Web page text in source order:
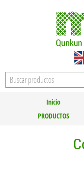
Inicio
PRODUCTOS